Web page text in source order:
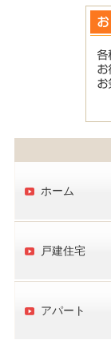
ホーム
戸建住宅
アパート